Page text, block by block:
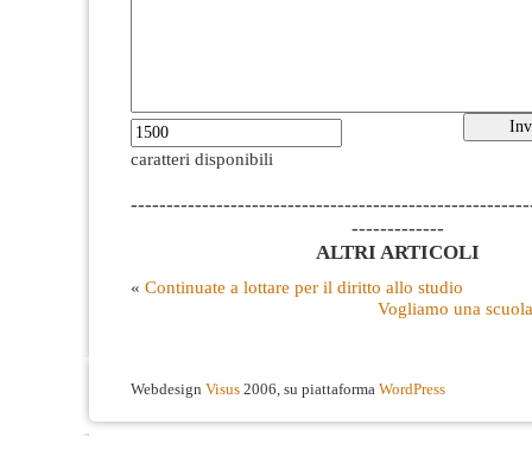
caratteri disponibili
-------------
ALTRI ARTICOLI
« Continuate a lottare per il diritto allo studio
Vogliamo una
Webdesign Visus 2006, su piattaforma WordPress